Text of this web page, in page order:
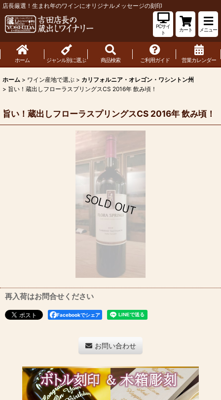
店長厳選！生まれ年のワインにオリジナルメッセージの刻印
PCサイ
ト
カート メニュー
ホーム ジャンル別に選ぶ 商品検索 ご利用ガイド 営業カレンダー
ホーム > ワイン産地で選ぶ > カリフォルニア・オレゴン・ワシントン州
> 旨い！蔵出しフローラスプリングスCS 2016年 飲み頃！
旨い！蔵出しフローラスプリングスCS 2016年 飲み頃！
再入荷はお問合せください
Facebookでシェア
お問い合わせ